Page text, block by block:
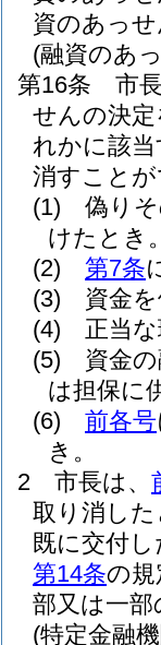
資のあっ
(融資のあ
第16条
市
せんの決
れかに該
消すこと
(1)
偽り
けたとき
(2)
第7条
(3)
資金
(4)
正当
(5)
資金
は担保に
(6)
前各号
き。
2
市長は、
取り消し
既に交付
第14条の規
部又は一
(特定金融